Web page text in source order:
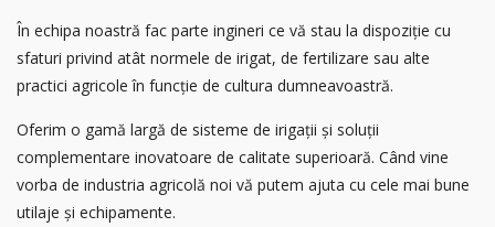
În echipa noastră fac parte ingineri ce vă stau la dispoziție cu
sfaturi privind atât normele de irigat, de fertilizare sau alte
practici agricole în funcție de cultura dumneavoastră.
Oferim o gamă largă de sisteme de irigații și soluții
complementare inovatoare de calitate superioară. Când vine
vorba de industria agricolă noi vă putem ajuta cu cele mai bune
utilaje și echipamente.